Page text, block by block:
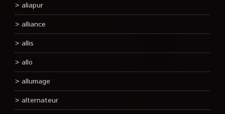
aliapur
alliance
allis
allo
allumage
alternateur